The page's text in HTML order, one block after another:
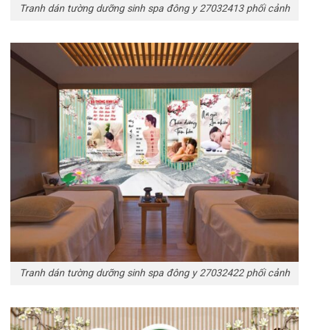
Tranh dán tường dưỡng sinh spa đông y 27032413 phối cảnh
Tranh dán tường dưỡng sinh spa đông y 27032422 phối cảnh